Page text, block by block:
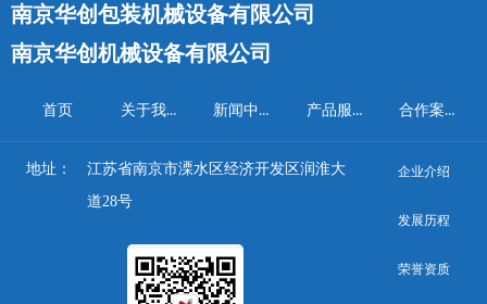
首页 关于我们 新闻中心 产品服务 合作案例
企业介绍
发展历程
荣誉资质
地址：
江苏省南京市溧水区经济开发区润淮大
道28号
南京华创包装机械设备有限公司
南京华创机械设备有限公司